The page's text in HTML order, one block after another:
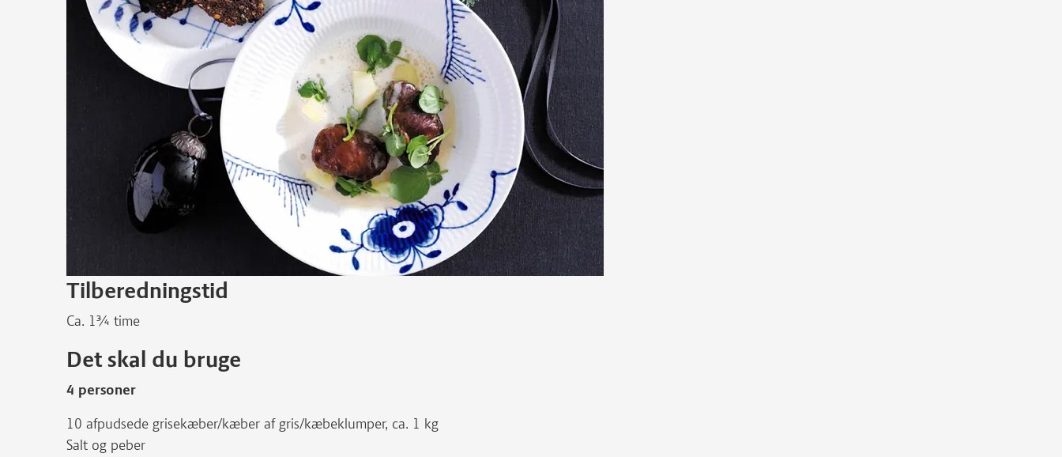
Tilberedningstid
Ca. 1¾ time
Det skal du bruge
4 personer
10 afpudsede grisekæber/kæber af gris/kæbeklumper, ca. 1 kg
Salt og peber